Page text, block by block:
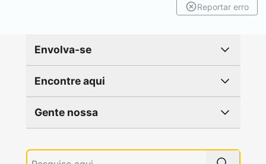
Reportar erro
Envolva-se
Encontre aqui
Gente nossa